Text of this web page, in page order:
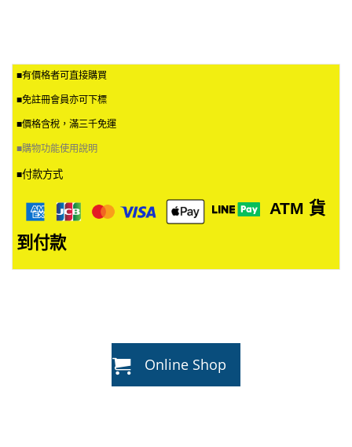
■有價格者可直接購買
■免註冊會員亦可下標
■價格含稅，滿三千免運
■購物功能使用說明
■付款方式
ATM 貨
到付款
Online Shop